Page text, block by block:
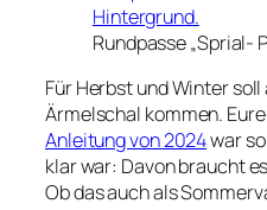
Rundpasse „Sprial-
Für Herbst und Winter
Ärmelschal kommen.
Anleitung von 2024war
klar war: Davon braucht
Ob das auch als